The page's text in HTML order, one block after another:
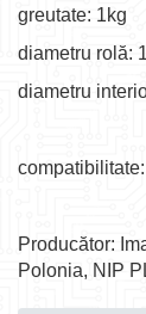
greutate: 1kg
diametru rolă:
diametru
Producător:
Polonia, NIP